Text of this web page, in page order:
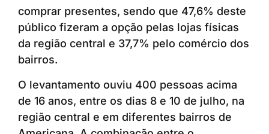
comprar presentes, sendo que 47,6% deste
público fizeram a opção pelas lojas físicas
da região central e 37,7% pelo comércio dos
bairros.
O levantamento ouviu 400 pessoas acima
de 16 anos, entre os dias 8 e 10 de julho, na
região central e em diferentes bairros de